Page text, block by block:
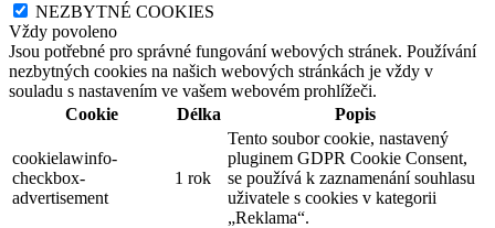
NEZBYTNÉ COOKIES
Vždy povoleno
Jsou potřebné pro správné fungování webových stránek. Používání
nezbytných cookies na našich webových stránkách je vždy v
souladu s nastavením ve vašem webovém prohlížeči.
Cookie
Délka Popis
cookielawinfo-
checkbox-
advertisement
1 rok
Tento soubor cookie, nastavený
pluginem GDPR Cookie Consent,
se používá k zaznamenání souhlasu
uživatele s cookies v kategorii
„Reklama“.